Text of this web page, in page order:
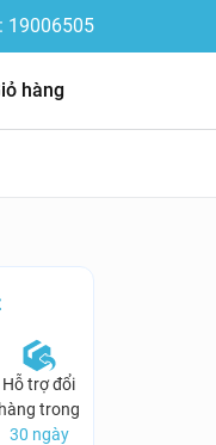
19006505
hàng
Hỗ trợ đổi
hàng trong
30 ngày